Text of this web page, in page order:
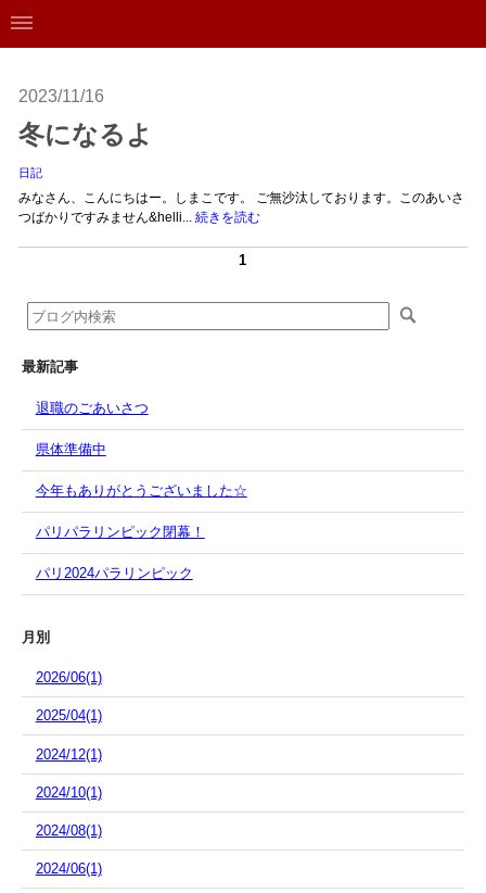
2023/11/16
冬になるよ
日記
みなさん、こんにちはー。しまこです。 ご無沙汰しております。このあいさ
つばかりですみません&helli... 続きを読む
1
最新記事
退職のごあいさつ
県体準備中
今年もありがとうございました☆
パリパラリンピック閉幕！
パリ2024パラリンピック
月別
2026/06(1)
2025/04(1)
2024/12(1)
2024/10(1)
2024/08(1)
2024/06(1)